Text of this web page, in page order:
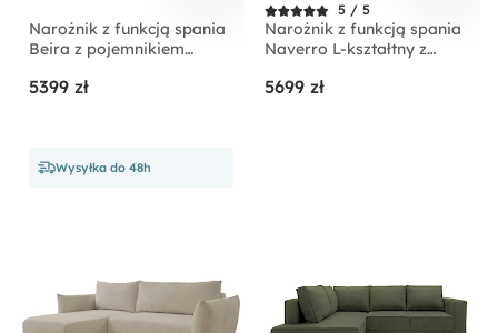
Narożnik z funkcją spania
Beira z pojemnikiem
5399 zł
Wysyłka do 48h
5 / 5
Narożnik z funkcją spania
Naverro L-kształtny z
velvet hydrofobowy
5699 zł